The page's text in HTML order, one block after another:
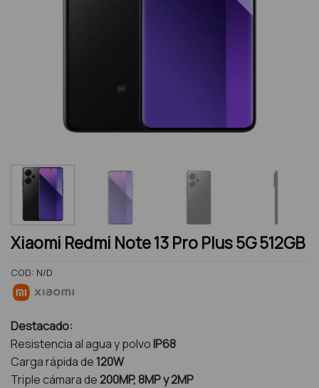
Xiaomi Redmi Note 13 Pro Plus 5G 512GB
COD: N/D
Destacado:
Resistencia al agua y polvoIP68
Carga rápida de120W
Triple cámara de200MP, 8MP y 2MP